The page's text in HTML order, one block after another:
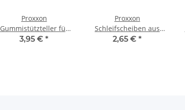
Proxxon
Gummistützteller für
LHW
3,95 € *
Proxxon
Schleifscheiben aus
Edelkorund für LHW,
2,65 € *